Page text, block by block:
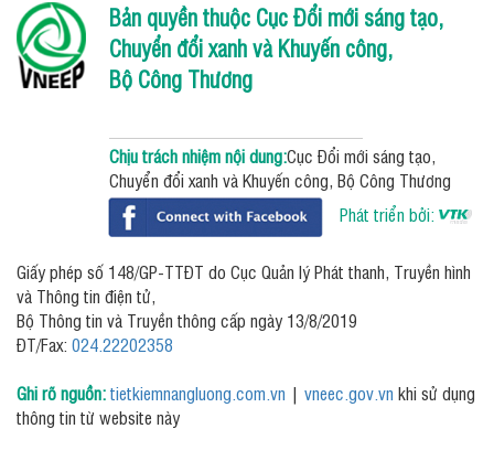
Bản quyền thuộc Cục Đổi mới sáng tạo,
Chuyển đổi xanh và Khuyến công,
Bộ Công Thương
Chịu trách nhiệm nội dung:Cục Đổi mới sáng tạo,
Chuyển đổi xanh và Khuyến công, Bộ Công Thương
Phát triển bởi:
Giấy phép số 148/GP-TTĐT do Cục Quản lý Phát thanh, Truyền hình
và Thông tin điện tử,
Bộ Thông tin và Truyền thông cấp ngày 13/8/2019
ĐT/Fax: 024.22202358
Ghi rõ nguồn:tietkiemnangluong.com.vn | vneec.gov.vn khi sử dụng
thông tin từ website này